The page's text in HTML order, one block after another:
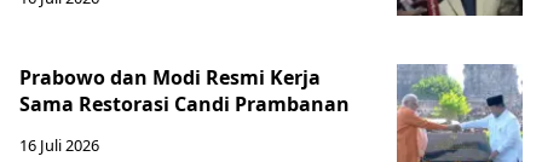
Prabowo dan Modi Resmi Kerja
Sama Restorasi Candi Prambanan
16 Juli 2026